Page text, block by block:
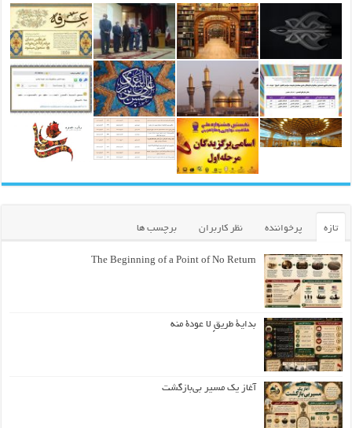
تازه پرخواننده نظر کاربران برچسب ها
The Beginning of a Point of No Return
بداية طريقٍ لا عودة منه
آغاز یک مسیر بی‌بازگشت